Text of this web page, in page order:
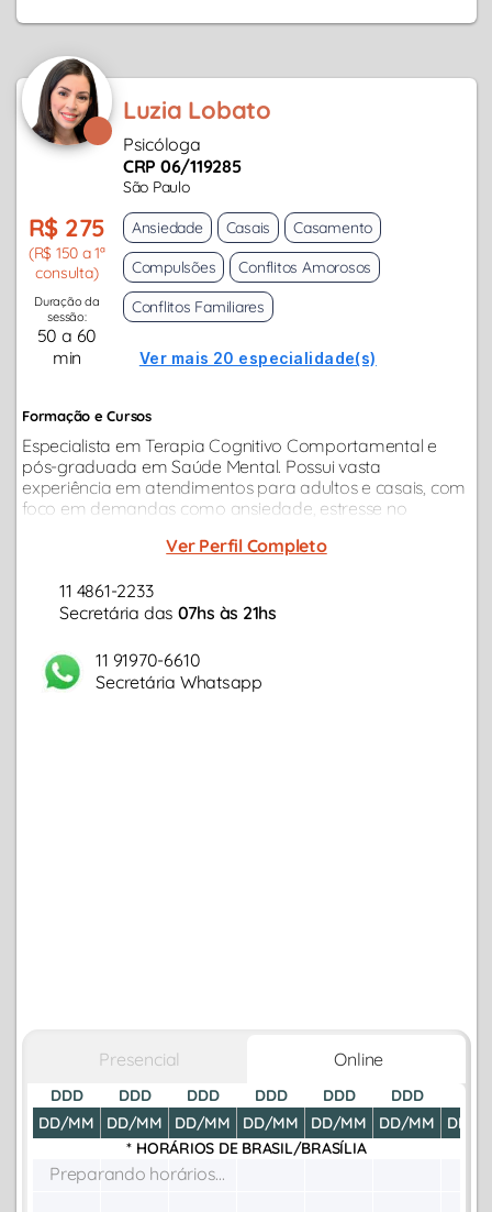
Luzia Lobato
Psicóloga
CRP 06/119285
São Paulo
R$ 275
(R$ 150 a 1ª
consulta)
Duração da
sessão:
50 a 60
min
Ansiedade Casais
Casamento
Compulsões
Conflitos Amorosos
Conflitos Familiares
Ver mais 20 especialidade(s)
Formação e Cursos
Especialista em Terapia Cognitivo Comportamental e
pós-graduada em Saúde Mental. Possui vasta
experiência em atendimentos para adultos e casais, com
foco em demandas como ansiedade, estresse no
emocionais como autoestima e autoconfiança…
Ver Perfil Completo
11 4861-2233
Secretária das 07hs às 21hs
11 91970-6610
Secretária Whatsapp
Presencial Online
DDD
DD/MM
DDD
DD/MM
DDD
DD/MM
DDD
DD/MM
DDD
DD/MM
DDD
DD/MM
DD/
* HORÁRIOS DE BRASIL/BRASÍLIA
Preparando horários...